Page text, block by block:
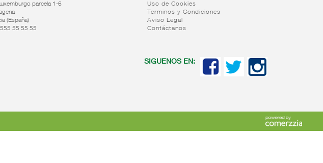
parcela 1-6
(España)
55 55 55
Uso de Cookies
Terminos y Condiciones
Aviso Legal
Contáctanos
SIGUENOS EN: